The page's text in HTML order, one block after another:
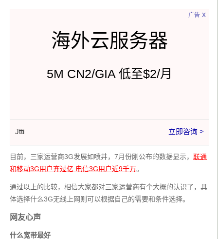
广告
海外云服务器
5M CN2/GIA 低至$2/月
Jtti 立即咨询 >
x
目前，三家运营商3G发展如喷井，7月份刚公布的数据显示， 联通
和移动3G用户齐过亿 电信3G用户近9千万。
通过以上的比较，相信大家都对三家运营商有个大概的认识了，具
体选择什么3G无线上网则可以根据自己的需要和条件选择。
网友心声
什么宽带最好